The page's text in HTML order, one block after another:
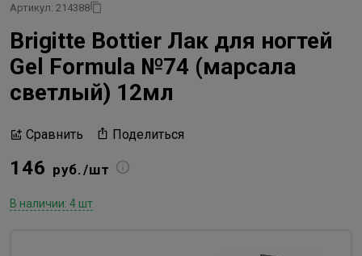
Артикул: 214388
Brigitte Bottier Лак для ногтей
Gel Formula №74 (марсала
светлый) 12мл
Сравнить Поделиться
146 руб./шт
В наличии: 4 шт